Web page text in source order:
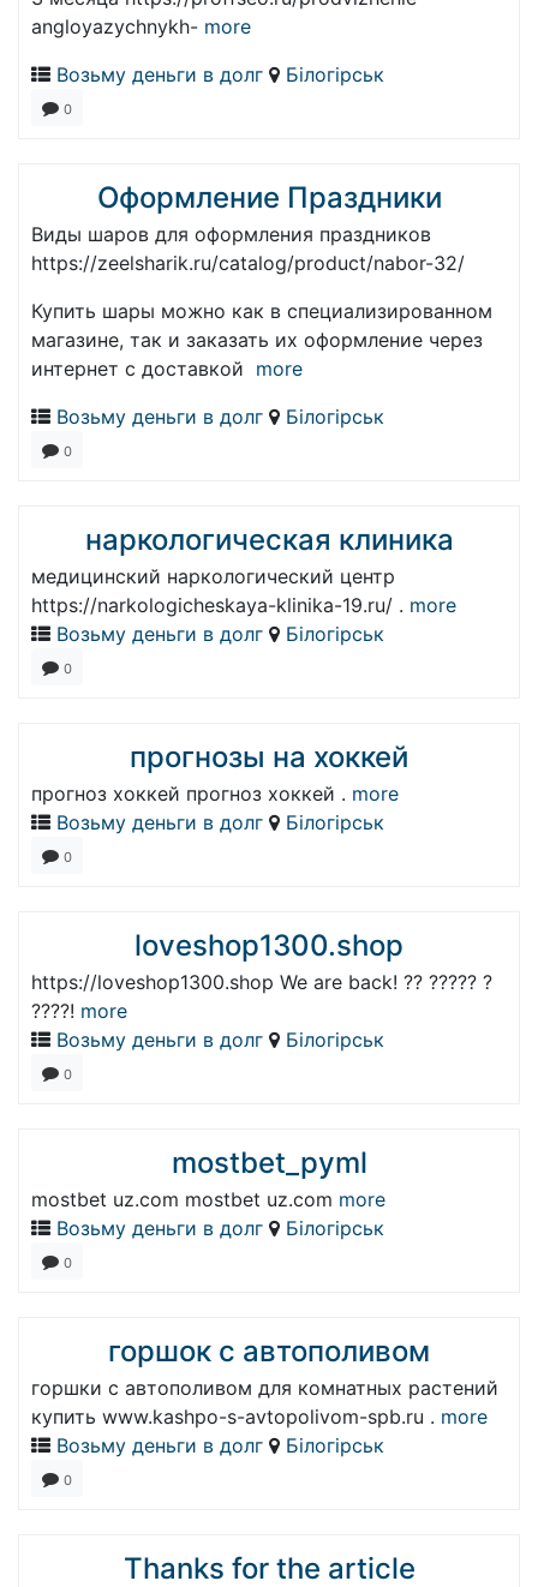
angloyazychnykh- more
Возьму деньги в долг
Білогірськ
0
Оформление Праздники
Виды шаров для оформления праздников
https://zeelsharik.ru/catalog/product/nabor-32/
Купить шары можно как в специализированном
магазине, так и заказать их оформление через
интернет с доставкой more
Возьму деньги в долг
Білогірськ
0
наркологическая клиника
медицинский наркологический центр
https://narkologicheskaya-klinika-19.ru/ . more
Возьму деньги в долг
Білогірськ
0
прогнозы на хоккей
прогноз хоккей прогноз хоккей . more
Возьму деньги в долг
Білогірськ
0
loveshop1300.shop
https://loveshop1300.shop We are back! ?? ????? ?
????! more
Возьму деньги в долг
Білогірськ
0
mostbet_pyml
mostbet uz.com mostbet uz.com more
Возьму деньги в долг
Білогірськ
0
горшок с автополивом
горшки с автополивом для комнатных растений
купить www.kashpo-s-avtopolivom-spb.ru . more
Возьму деньги в долг
Білогірськ
0
Thanks for the article